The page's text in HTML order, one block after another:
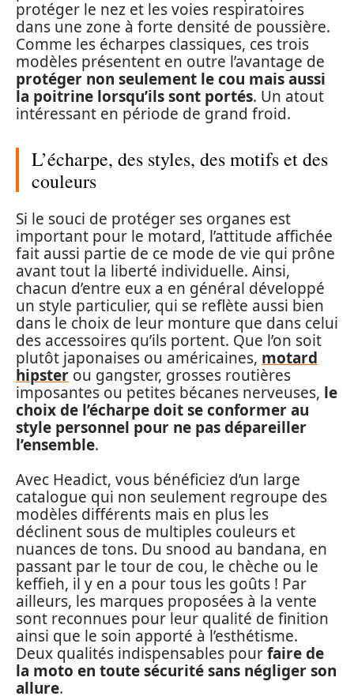
protéger le nez et les voies respiratoires
dans une zone à forte densité de poussière.
Comme les écharpes classiques, ces trois
modèles présentent en outre l’avantage de
protéger non seulement le cou mais aussi
la poitrine lorsqu’ils sont portés. Un atout
intéressant en période de grand froid.
L’écharpe, des styles, des motifs et des
couleurs
Si le souci de protéger ses organes est
important pour le motard, l’attitude affichée
fait aussi partie de ce mode de vie qui prône
avant tout la liberté individuelle. Ainsi,
chacun d’entre eux a en général développé
un style particulier, qui se reflète aussi bien
dans le choix de leur monture que dans celui
des accessoires qu’ils portent. Que l’on soit
plutôt japonaises ou américaines, motard
hipster ou gangster, grosses routières
imposantes ou petites bécanes nerveuses, le
choix de l’écharpe doit se conformer au
style personnel pour ne pas dépareiller
l’ensemble.
Avec Headict, vous bénéficiez d’un large
catalogue qui non seulement regroupe des
modèles différents mais en plus les
déclinent sous de multiples couleurs et
nuances de tons. Du snood au bandana, en
passant par le tour de cou, le chèche ou le
keffieh, il y en a pour tous les goûts ! Par
ailleurs, les marques proposées à la vente
sont reconnues pour leur qualité de finition
ainsi que le soin apporté à l’esthétisme.
Deux qualités indispensables pourfaire de
la moto en toute sécurité sans négliger son
allure.